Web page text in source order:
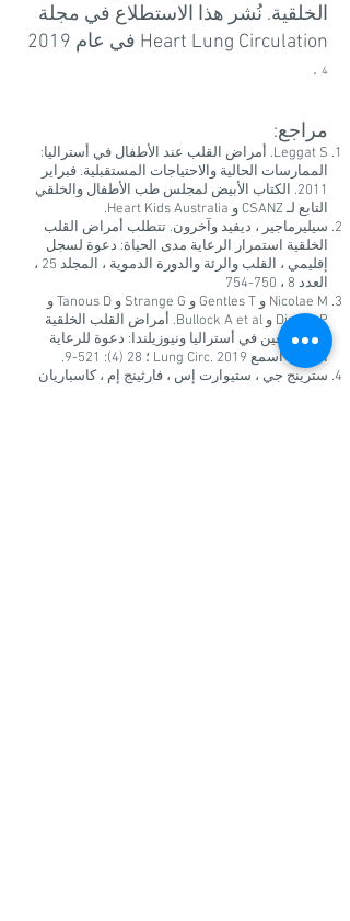
الخلقية. نُشر هذا الاستطلاع في مجلة
Heart Lung Circulation في عام 2019
4
.
مراجع:
Leggat S. أمراض القلب عند الأطفال في أستراليا:
الممارسات الحالية والاحتياجات المستقبلية. فبراير
2011. الكتاب الأبيض لمجلس طب الأطفال والخلقي
التابع لـ CSANZ و Heart Kids Australia.
سيليرماجير ، ديفيد وآخرون. تتطلب أمراض القلب
الخلقية استمرار الرعاية مدى الحياة: دعوة لسجل
إقليمي ، القلب والرئة والدورة الدموية ، المجلد 25 ،
العدد 8 ، 750-754
Nicolae M و Gentles T و Strange G و Tanous D و
Disney P و Bullock A et al. أمراض القلب الخلقية
عند البالغين في أستراليا ونيوزيلندا: دعوة للرعاية
المثلى. اسمع Lung Circ. 2019 ؛ 28 (4): 521-9.
سترينج جي ، ستيوارت إس ، فارثينج إم ، كاسباريان